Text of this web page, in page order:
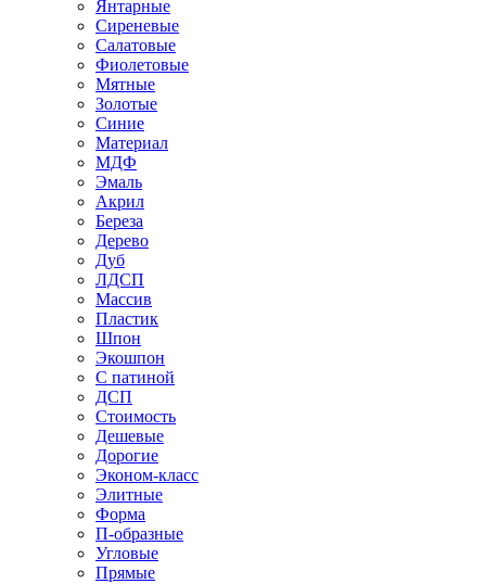
Янтарные
Сиреневые
Салатовые
Фиолетовые
Мятные
Золотые
Синие
Материал
МДФ
Эмаль
Акрил
Береза
Дерево
Дуб
ЛДСП
Массив
Пластик
Шпон
Экошпон
С патиной
ДСП
Стоимость
Дешевые
Дорогие
Эконом-класс
Элитные
Форма
П-образные
Угловые
Прямые